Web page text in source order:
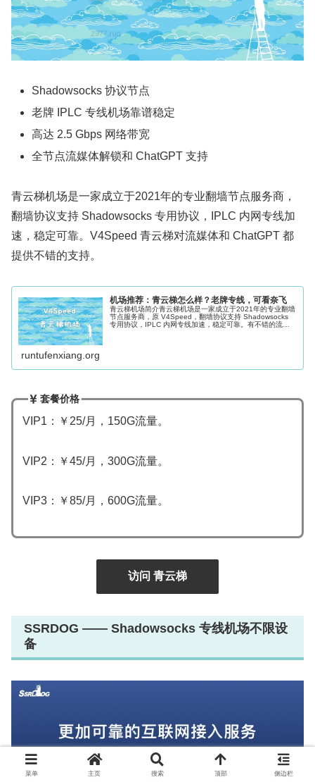
Shadowsocks 协议节点
老牌 IPLC 专线机场靠谱稳定
高达 2.5 Gbps 网络带宽
全节点流媒体解锁和 ChatGPT 支持
青云梯机场是一家成立于2021年的专业翻墙节点服务商，
翻墙协议支持 Shadowsocks 专用协议，IPLC 内网专线加
速，稳定可靠。V4Speed 青云梯对流媒体和 ChatGPT 都
提供不错的支持。
机场推荐：青云梯怎么样？老牌专线，可看奈飞
青云梯机场简介青云梯机场是一家成立于2021年的专业翻墙
节点服务商，原 V4Speed，翻墙协议支持 Shadowsocks
专用协议，IPLC 内网专线加速，稳定可靠。有不错的流媒
runtufenxiang.org
套餐价格
VIP1：￥25/月，150G流量。
VIP2：￥45/月，300G流量。
VIP3：￥85/月，600G流量。
访问 青云梯
SSRDOG —— Shadowsocks 专线机场不限设
备
菜单 主页 搜索 顶部 侧边栏